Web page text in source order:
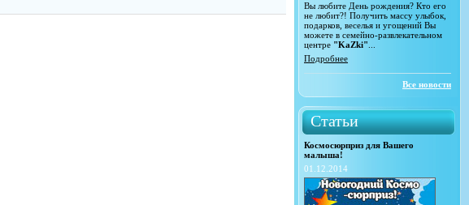
Вы любите День рождения? Кто его
не любит?! Получить массу улыбок,
подарков, веселья и угощений Вы
можете в семейно-развлекательном
центре "KaZki"
Подробнее
Все новости
Статьи
Космосюрприз для Вашего
малыша!
01.12.2014